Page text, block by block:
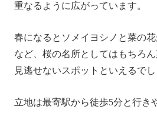
重なるように広がっています。
春になるとソメイヨシノと菜の
など、桜の名所としてはもちろ
見逃せないスポットといえるでし
立地は最寄駅から徒歩5分と行き